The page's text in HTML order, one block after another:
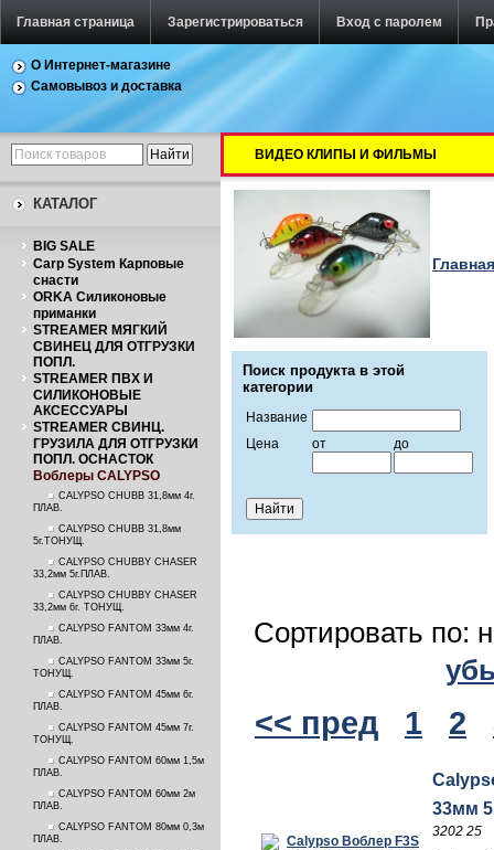
Главная страница Зарегистрироваться Вход с паролем
О Интернет-магазине
Самовывоз и доставка
КАТАЛОГ
BIG SALE
Carp System Карповые
снасти
ORKA Силиконовые
приманки
STREAMER МЯГКИЙ
СВИНЕЦ ДЛЯ ОТГРУЗКИ
ПОПЛ.
STREAMER ПВХ И
СИЛИКОНОВЫЕ
АКСЕССУАРЫ
STREAMER СВИНЦ.
ГРУЗИЛА ДЛЯ ОТГРУЗКИ
ПОПЛ. ОСНАСТОК
Воблеры CALYPSO
CALYPSO CHUBB 31,8мм 4г.
ПЛАВ.
CALYPSO CHUBB 31,8мм
5г.ТОНУЩ.
CALYPSO CHUBBY CHASER
33,2мм 5г.ПЛАВ.
CALYPSO CHUBBY CHASER
33,2мм 6г. ТОНУЩ.
CALYPSO FANTOM 33мм 4г.
ПЛАВ.
CALYPSO FANTOM 33мм 5г.
ТОНУЩ.
CALYPSO FANTOM 45мм 6г.
ПЛАВ.
CALYPSO FANTOM 45мм 7г.
ТОНУЩ.
CALYPSO FANTOM 60мм 1,5м
ПЛАВ.
CALYPSO FANTOM 60мм 2м
ПЛАВ.
CALYPSO FANTOM 80мм 0,3м
ПЛАВ.
ВИДЕО КЛИПЫ И ФИЛЬМЫ
Главная
Поиск продукта в этой
категории
Название
Цена
от до
Сортировать по:
<< пред 1 2
33мм
3202 25